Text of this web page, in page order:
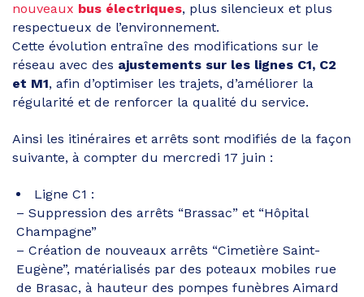
nouveaux bus électriques, plus silencieux et plus
respectueux de l’environnement.
Cette évolution entraîne des modifications sur le
réseau avec des ajustements sur les lignes C1, C2
et M1, afin d’optimiser les trajets, d’améliorer la
régularité et de renforcer la qualité du service.
Ainsi les itinéraires et arrêts sont modifiés de la façon
suivante, à compter du mercredi 17 juin :
Ligne C1 :
– Suppression des arrêts “Brassac” et “Hôpital
Champagne”
– Création de nouveaux arrêts “Cimetière Saint-
Eugène”, matérialisés par des poteaux mobiles rue
de Brasac, à hauteur des pompes funèbres Aimard